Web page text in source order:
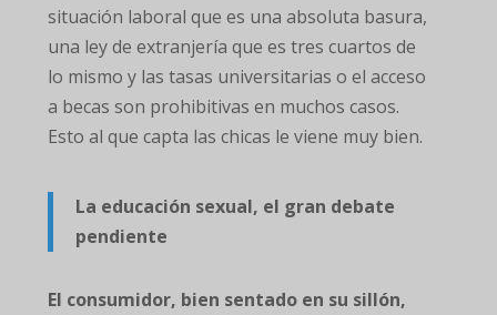
situación laboral que es una absoluta basura,
una ley de extranjería que es tres cuartos de
lo mismo y las tasas universitarias o el acceso
a becas son prohibitivas en muchos casos.
Esto al que capta las chicas le viene muy bien.
La educación sexual, el gran debate
pendiente
El consumidor, bien sentado en su sillón,